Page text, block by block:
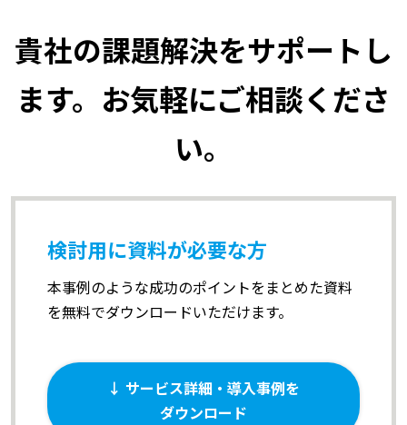
貴社の課題解決をサポートし
ます。お気軽にご相談くださ
い。
検討用に資料が必要な方
本事例のような成功のポイントをまとめた資料
を無料でダウンロードいただけます。
↓ サービス詳細・導入事例を
ダウンロード